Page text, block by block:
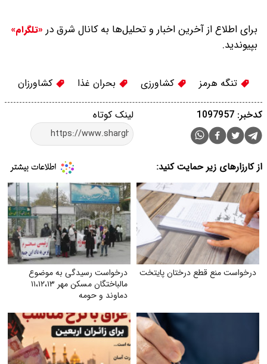
برای اطلاع از آخرین اخبار و تحلیل‌ها به کانال شرق در «تلگرام»
بپیوندید.
تنگه هرمز کشاورزی بحران غذا کشاورزان
لینک کوتاه کدخبر: 1097957
از کارزارهای زیر حمایت کنید:
درخواست منع قطع درختان پایتخت
درخواست رسیدگی به موضوع
مالباختگان مسکن مهر ۱۱،۱۲،۱۳
دماوند و حومه